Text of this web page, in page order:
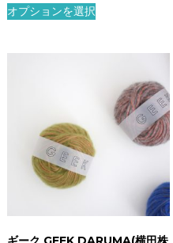
オプションを選択